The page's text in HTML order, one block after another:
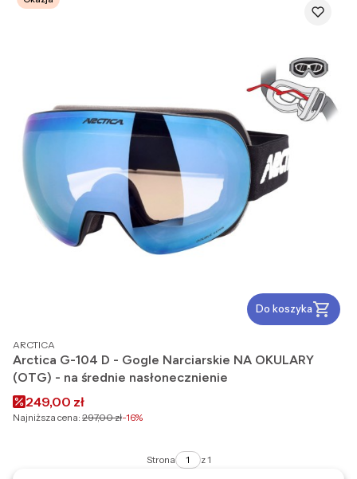
Do koszyka
PRODUCENT
ARCTICA
Arctica G-104 D - Gogle Narciarskie NA OKULARY
(OTG) - na średnie nasłonecznienie
Cena promocyjna
249,00 zł
Najniższa cena: 297,00 zł-16%
Strona z 1